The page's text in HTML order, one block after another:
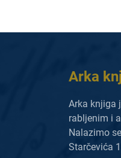
Arka
Arka knjiga
rabljenim i
Nalazimo
Starčevića